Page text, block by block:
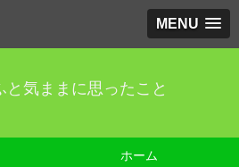
MENU
と気ままに思ったこと
ホーム